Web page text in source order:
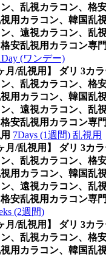
、乱視カラコン、格
用カラコン、韓国乱
、遠視カラコン、乱
格安乱視用カラコン専
(ワンデー)
月/乱視用】 ダリ 3カ
、乱視カラコン、格
用カラコン、韓国乱
、遠視カラコン、乱
格安乱視用カラコン専
7Days (1週間) 乱視用
月/乱視用】 ダリ 3カ
、乱視カラコン、格
用カラコン、韓国乱
、遠視カラコン、乱
格安乱視用カラコン専
(2週間)
月/乱視用】 ダリ 3カ
、乱視カラコン、格
用カラコン、韓国乱